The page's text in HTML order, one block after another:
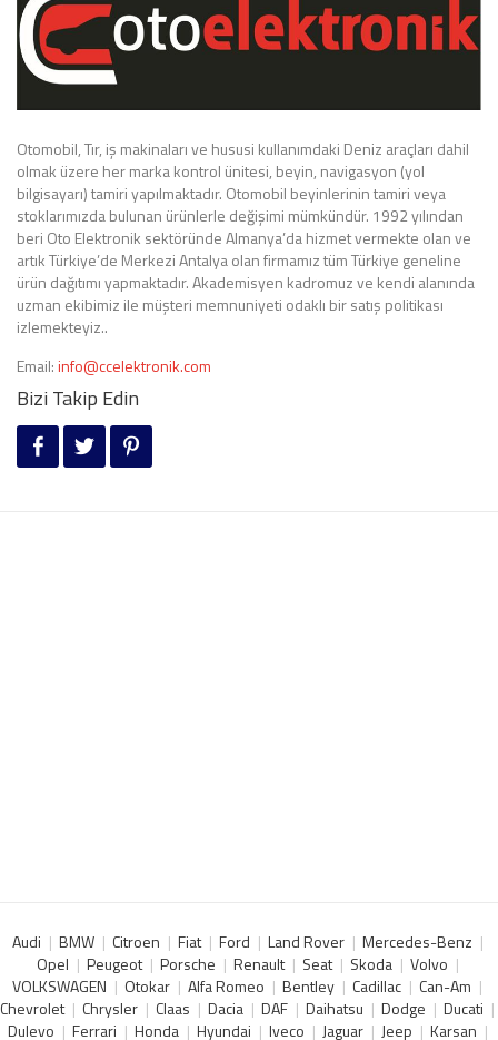
Otomobil, Tır, iş makinaları ve hususi kullanımdaki Deniz araçları dahil
olmak üzere her marka kontrol ünitesi, beyin, navigasyon (yol
bilgisayarı) tamiri yapılmaktadır. Otomobil beyinlerinin tamiri veya
stoklarımızda bulunan ürünlerle değişimi mümkündür. 1992 yılından
beri Oto Elektronik sektöründe Almanya’da hizmet vermekte olan ve
artık Türkiye’de Merkezi Antalya olan firmamız tüm Türkiye geneline
ürün dağıtımı yapmaktadır. Akademisyen kadromuz ve kendi alanında
uzman ekibimiz ile müşteri memnuniyeti odaklı bir satış politikası
izlemekteyiz..
Email:info@ccelektronik.com
Bizi Takip Edin
Audi BMW Citroen Fiat Ford Land Rover
Mercedes-Benz
Opel
Peugeot Porsche Renault Seat Skoda
Volvo
VOLKSWAGEN
Otokar Alfa Romeo Bentley Cadillac
Can-Am
Chevrolet
Chrysler Claas Dacia DAF Daihatsu Dodge
Ducati
Dulevo
Ferrari Honda Hyundai Iveco Jaguar Jeep Karsan